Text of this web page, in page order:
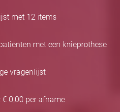
met 12 items
met een knieprothese
vragenlijst
€ 0,00 per afname